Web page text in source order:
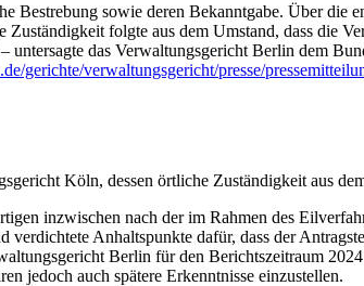
sowie deren Bekanntgabe. Über die
folgte aus dem Umstand, dass die
das Verwaltungsgericht Berlin dem
gerichte/verwaltungsgericht/presse/
Köln, dessen örtliche Zuständigkeit aus
inzwischen nach der im Rahmen des
Anhaltspunkte dafür, dass der
Berlin für den Berichtszeitraum
jedoch auch spätere Erkenntnisse einzustellen.